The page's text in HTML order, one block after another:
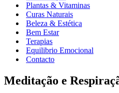
Plantas & Vitaminas
Curas Naturais
Beleza & Estética
Bem Estar
Terapias
Equilibrio Emocional
Contacto
Meditação e